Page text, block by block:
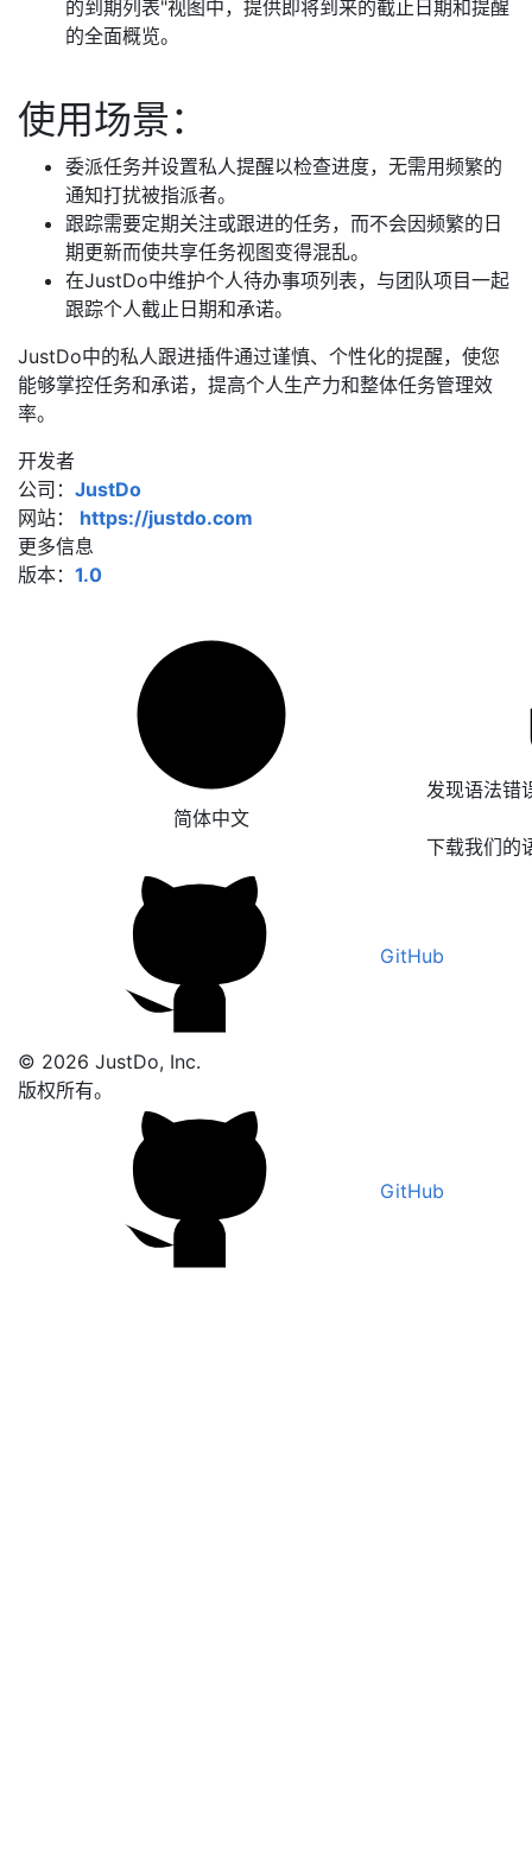
的到期列表"视图中，提供即将到来的截止日期和提醒
的全面概览。
使用场景：
委派任务并设置私人提醒以检查进度，无需用频繁的
通知打扰被指派者。
跟踪需要定期关注或跟进的任务，而不会因频繁的日
期更新而使共享任务视图变得混乱。
在JustDo中维护个人待办事项列表，与团队项目一起
跟踪个人截止日期和承诺。
JustDo中的私人跟进插件通过谨慎、个性化的提醒，使您
能够掌控任务和承诺，提高个人生产力和整体任务管理效
率。
开发者
公司： JustDo
网站：
https://justdo.com
更多信息
版本： 1.0
简体中文
发现语法错
下载我们的
GitHub
© 2026 JustDo, Inc.
版权所有。
GitHub